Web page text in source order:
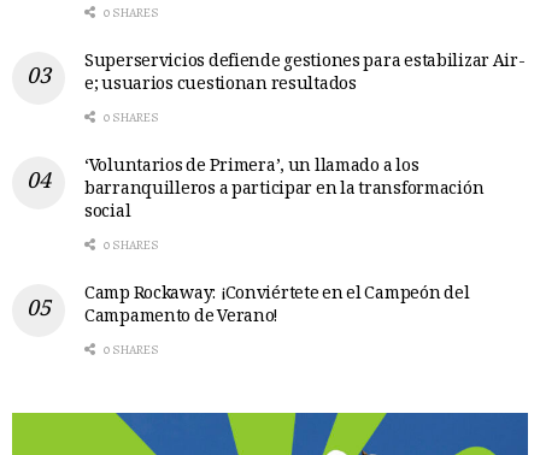
0 SHARES
Superservicios defiende gestiones para estabilizar Air-
e; usuarios cuestionan resultados
0 SHARES
‘Voluntarios de Primera’, un llamado a los
barranquilleros a participar en la transformación
social
0 SHARES
Camp Rockaway: ¡Conviértete en el Campeón del
Campamento de Verano!
0 SHARES